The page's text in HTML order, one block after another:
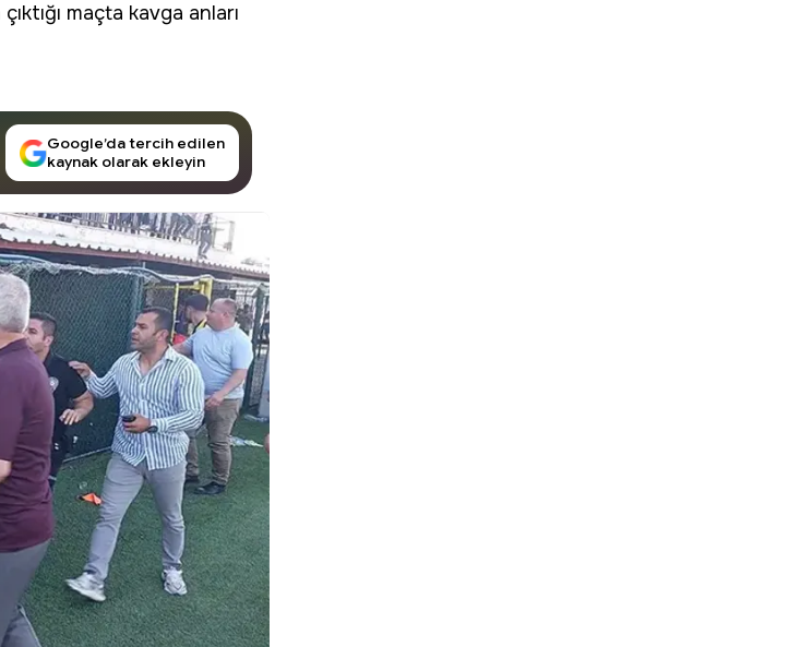
çıktığı maçta kavga anları
Google’da tercih edilen
kaynak olarak ekleyin